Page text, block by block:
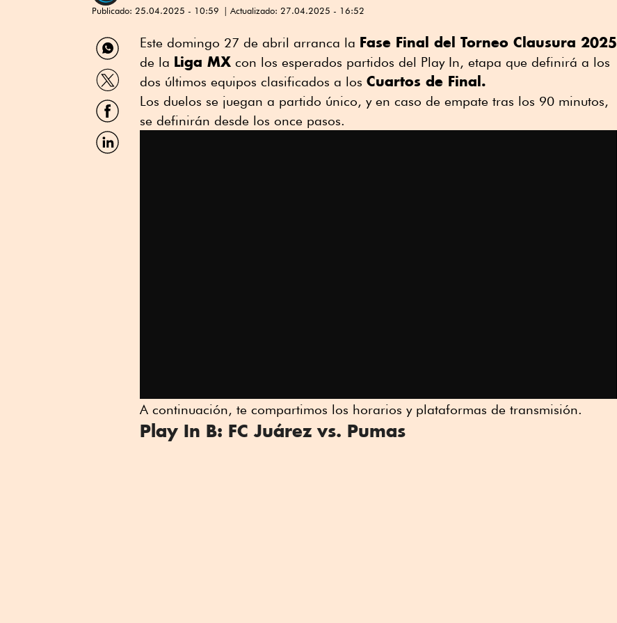
Publicado: 25.04.2025 - 10:59 Actualizado: 27.04.2025 - 16:52
Compartir
por
WhatsApp
Compartir
por
Twitter
Compartir
por
Facebook
Compartir
por
Este domingo 27 de abril arranca la Fase Final del Torneo Clausura 2025
de la Liga MX con los esperados partidos del Play In, etapa que definirá a los
dos últimos equipos clasificados a los Cuartos de Final.
Los duelos se juegan a partido único, y en caso de empate tras los 90 minutos,
se definirán desde los once pasos.
A continuación, te compartimos los horarios y plataformas de transmisión.
Play In B: FC Juárez vs. Pumas